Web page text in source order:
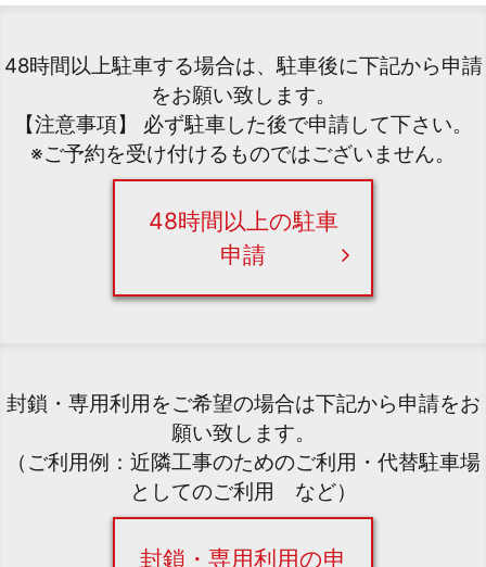
48時間以上駐車する場合は、駐車後に下記から申請
をお願い致します。
【注意事項】 必ず駐車した後で申請して下さい。
※ご予約を受け付けるものではございません。
48時間以上の駐車
申請
封鎖・専用利用をご希望の場合は下記から申請をお
願い致します。
（ご利用例：近隣工事のためのご利用・代替駐車場
としてのご利用 など）
封鎖・専用利用の申